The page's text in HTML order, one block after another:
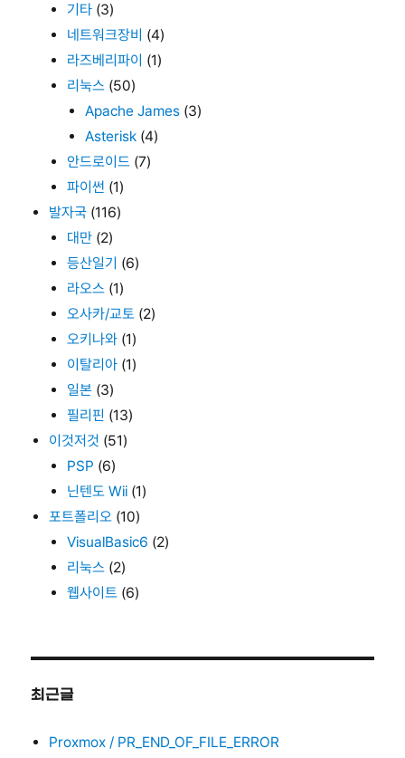
기타 (3)
네트워크장비 (4)
라즈베리파이 (1)
리눅스 (50)
Apache James (3)
Asterisk (4)
안드로이드 (7)
파이썬 (1)
발자국 (116)
대만 (2)
등산일기 (6)
라오스 (1)
오사카/교토 (2)
오키나와 (1)
이탈리아 (1)
일본 (3)
필리핀 (13)
이것저것 (51)
PSP (6)
닌텐도 Wii (1)
포트폴리오 (10)
VisualBasic6 (2)
리눅스 (2)
웹사이트 (6)
최근글
Proxmox / PR_END_OF_FILE_ERROR